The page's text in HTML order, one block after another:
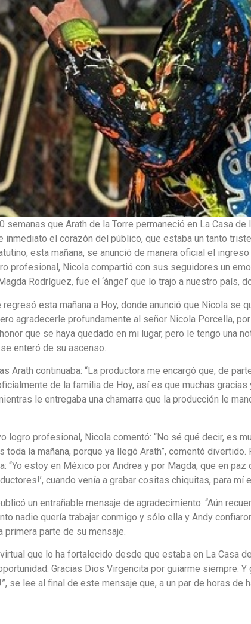
semanas que Arath de la Torre permaneció en La Casa
el corazón del público, que estaba un tanto
esta mañana, se anunció de manera oficial el
profesional, Nicola compartió con sus seguidores un
Rodríguez, fue el ‘ángel’ que lo trajo a nuestro
esta mañana a Hoy, donde anunció que Nicola se
agradecerle profundamente al señor Nicola Porcella,
que se haya quedado en mi lugar, pero le tengo una
enteró de su ascenso.
continuaba: “La productora me encargó que, de
de la familia de Hoy, así es que muchas
le entregaba una chamarra que la producción le
logro profesional, Nicola comentó: “No sé qué decir, es
la mañana, porque ya llegó Arath”, comentó
“Yo estoy en México por Andrea y por Magda, que en
cuando venía a grabar cositas chiquitas, para mí
un entrañable mensaje de agradecimiento: “Aún
nadie quería trabajar conmigo y sólo ella y Andy
parte de su mensaje.
que lo ha fortalecido desde que estaba en La Casa
Gracias Dios Virgencita por guiarme siempre.
se lee al final de este mensaje que, a un par de horas de